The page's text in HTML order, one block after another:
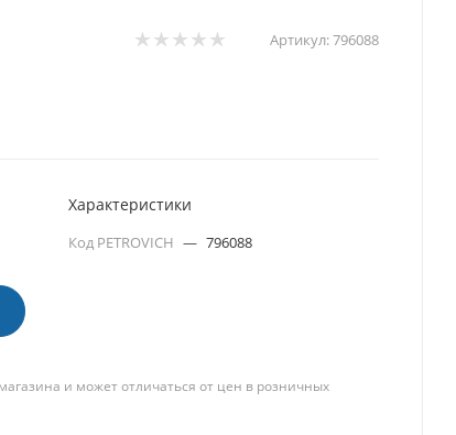
Артикул:796088
Характеристики
Код PETROVICH — 796088
и может отличаться от цен в розничных